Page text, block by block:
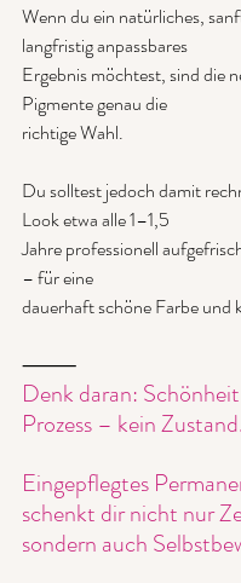
Wenn du ein natürliches,
langfristig anpassbares
Ergebnis möchtest, sind die
Pigmente genau die
richtige Wahl.
Du solltest jedoch damit
Look etwa alle 1–1,5
Jahre professionell
– für eine
dauerhaft schöne Farbe und
⸻
Denk daran:
Prozess – kein Zustand.
Eingepflegtes
schenkt dir nicht nur
sondern auch